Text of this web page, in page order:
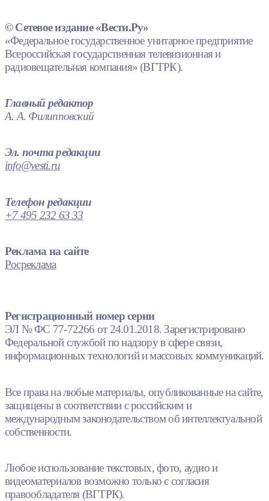
© Сетевое издание «Вести.Ру»
«Федеральное государственное унитарное предприятие
Всероссийская государственная телевизионная и
радиовещательная компания» (ВГТРК).
Главный редактор
А. А. Филипповский
Эл. почта редакции
info@vesti.ru
Телефон редакции
+7 495 232 63 33
Реклама на сайте
Росреклама
Регистрационный номер серии
ЭЛ № ФС 77-72266 от 24.01.2018. Зарегистрировано
Федеральной службой по надзору в сфере связи,
информационных технологий и массовых коммуникаций.
Все права на любые материалы, опубликованные на сайте,
защищены в соответствии с российским и
международным законодательством об интеллектуальной
собственности.
Любое использование текстовых, фото, аудио и
видеоматериалов возможно только с согласия
правообладателя (ВГТРК).